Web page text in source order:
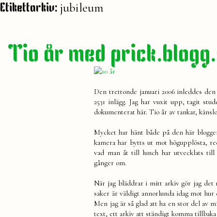
Etikettarkiv: jubileum
Tio år med
Den trettonde januari 2006 inleddes
2531 inlägg. Jag har vuxit upp, tagit
dokumenterat här. Tio år av tankar,
Mycket har hänt både på den här
kamera har bytts ut mot högupplösta,
vad man åt till lunch har utvecklats till
gånger om.
När jag bläddrar i mitt arkiv gör jag det
saker är väldigt annorlunda idag mot
Men jag är så glad att ha en stor del av
text, ett arkiv att ständigt komma